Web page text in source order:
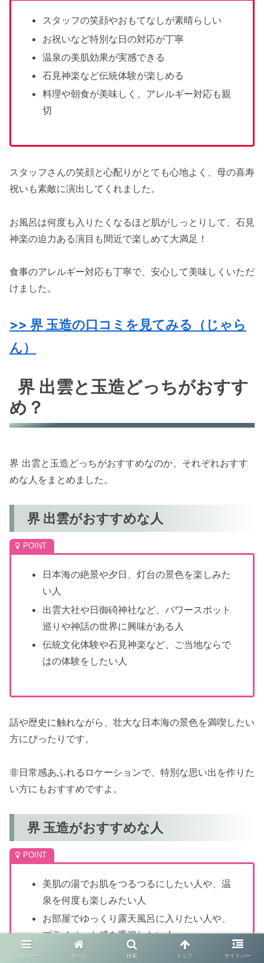
スタッフの笑顔やおもてなしが素晴らしい
お祝いなど特別な日の対応が丁寧
温泉の美肌効果が実感できる
石見神楽など伝統体験が楽しめる
料理や朝食が美味しく、アレルギー対応も親
切
スタッフさんの笑顔と心配りがとても心地よく、母の喜寿
祝いも素敵に演出してくれました。
お風呂は何度も入りたくなるほど肌がしっとりして、石見
神楽の迫力ある演目も間近で楽しめて大満足！
食事のアレルギー対応も丁寧で、安心して美味しくいただ
けました。
>> 界 玉造の口コミを見てみる（じゃら
ん）
界 出雲と玉造どっちがおすす
め？
界 出雲と玉造どっちがおすすめなのか、それぞれおすす
めな人をまとめました。
界 出雲がおすすめな人
日本海の絶景や夕日、灯台の景色を楽しみた
い人
出雲大社や日御碕神社など、パワースポット
巡りや神話の世界に興味がある人
伝統文化体験や石見神楽など、ご当地ならで
はの体験をしたい人
話や歴史に触れながら、壮大な日本海の景色を満喫したい
方にぴったりです。
非日常感あふれるロケーションで、特別な思い出を作りた
い方にもおすすめですよ。
界 玉造がおすすめな人
美肌の湯でお肌をつるつるにしたい人や、温
泉を何度も楽しみたい人
お部屋でゆっくり露天風呂に入りたい人や、
プライベート感を重視したい人
日本酒テイスティングや勾玉作り、茶の湯な
メニュー ホーム 検索 トップ サイドバー